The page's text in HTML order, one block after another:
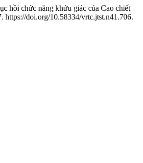
hồi chức năng khứu giác của Cao chiết
https://doi.org/10.58334/vrtc.jtst.n41.706.